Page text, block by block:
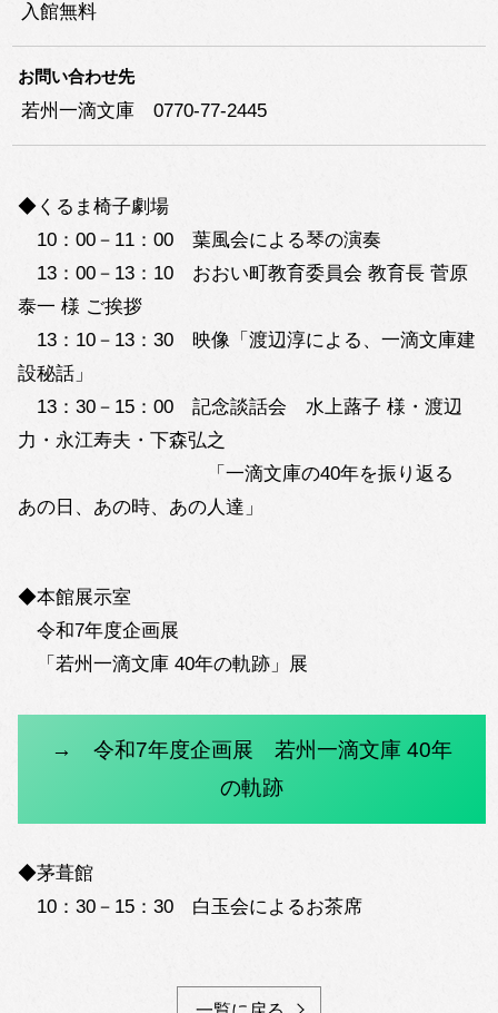
入館無料
お問い合わせ先
若州一滴文庫 0770-77-2445
◆くるま椅子劇場
10：00－11：00 葉風会による琴の演奏
13：00－13：10 おおい町教育委員会 教育長 菅原
泰一 様 ご挨拶
13：10－13：30 映像「渡辺淳による、一滴文庫建
設秘話」
13：30－15：00 記念談話会 水上蕗子 様・渡辺
力・永江寿夫・下森弘之
「一滴文庫の40年を振り返る
あの日、あの時、あの人達」
◆本館展示室
令和7年度企画展
「若州一滴文庫 40年の軌跡」展
→ 令和7年度企画展 若州一滴文庫 40年
の軌跡
◆茅葺館
10：30－15：30 白玉会によるお茶席